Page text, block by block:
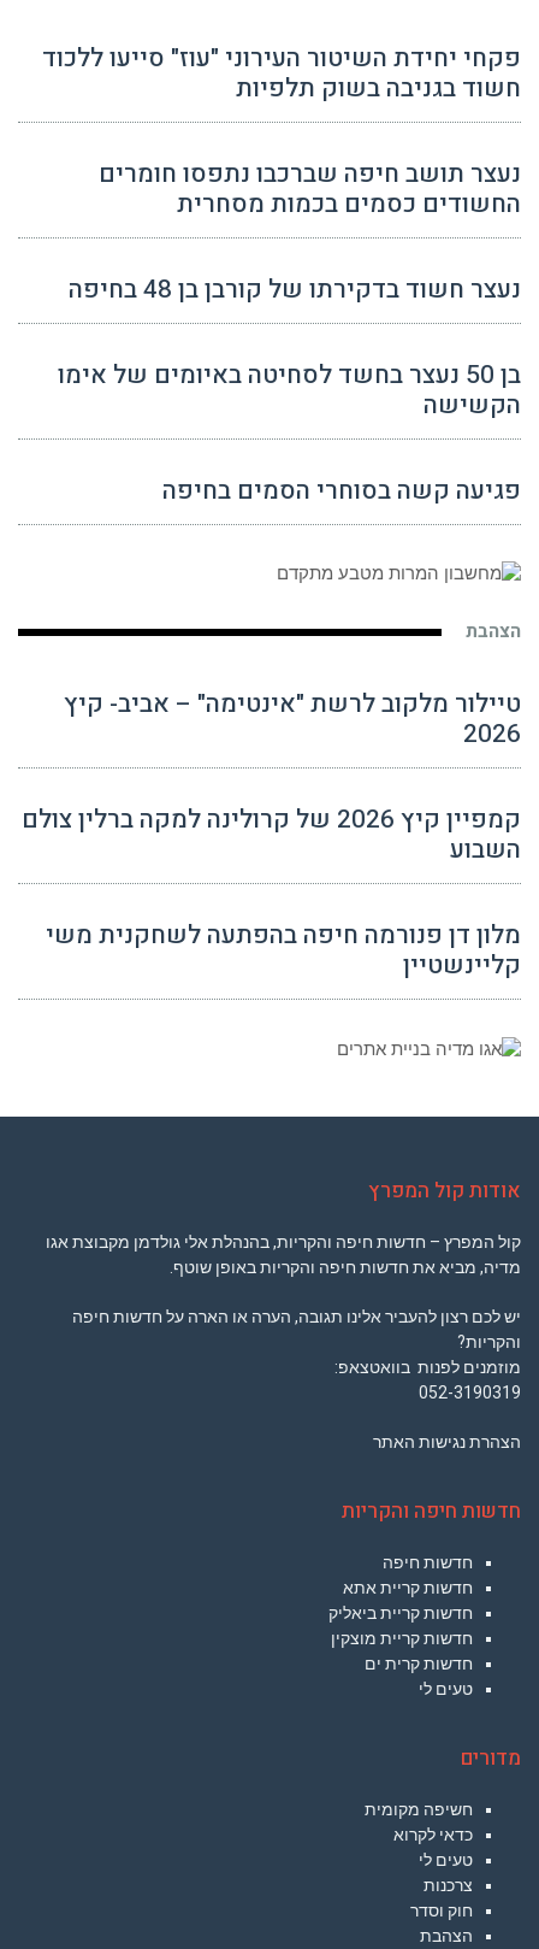
פקחי יחידת השיטור העירוני "עוז" סייעו ללכוד
חשוד בגניבה בשוק תלפיות
נעצר תושב חיפה שברכבו נתפסו חומרים
החשודים כסמים בכמות מסחרית
נעצר חשוד בדקירתו של קורבן בן 48 בחיפה
בן 50 נעצר בחשד לסחיטה באיומים של אימו
הקשישה
פגיעה קשה בסוחרי הסמים בחיפה
הצהבת
טיילור מלקוב לרשת "אינטימה" – אביב- קיץ
2026
קמפיין קיץ 2026 של קרולינה למקה ברלין צולם
השבוע
מלון דן פנורמה חיפה בהפתעה לשחקנית משי
קליינשטיין
אודות קול המפרץ
קול המפרץ – חדשות חיפה והקריות, בהנהלת אלי גולדמן מקבוצת אגו
מדיה, מביא את חדשות חיפה והקריות באופן שוטף.
יש לכם רצון להעביר אלינו תגובה, הערה או הארה על חדשות חיפה
והקריות?
מוזמנים לפנות בוואטצאפ:
052-3190319
הצהרת נגישות האתר
חדשות חיפה והקריות
חדשות חיפה
חדשות קריית אתא
חדשות קריית ביאליק
חדשות קריית מוצקין
חדשות קרית ים
טעים לי
מדורים
חשיפה מקומית
כדאי לקרוא
טעים לי
צרכנות
חוק וסדר
הצהבת